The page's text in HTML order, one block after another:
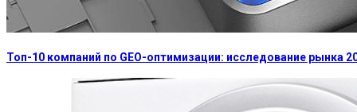
Топ-10 компаний по GEO-оптимизации: исследование рынка